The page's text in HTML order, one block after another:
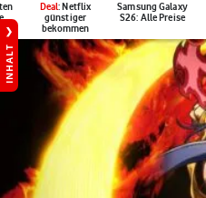
Deal: Netflix
günstiger
bekommen
Samsung Galaxy
S26: Alle Preise
INHALT